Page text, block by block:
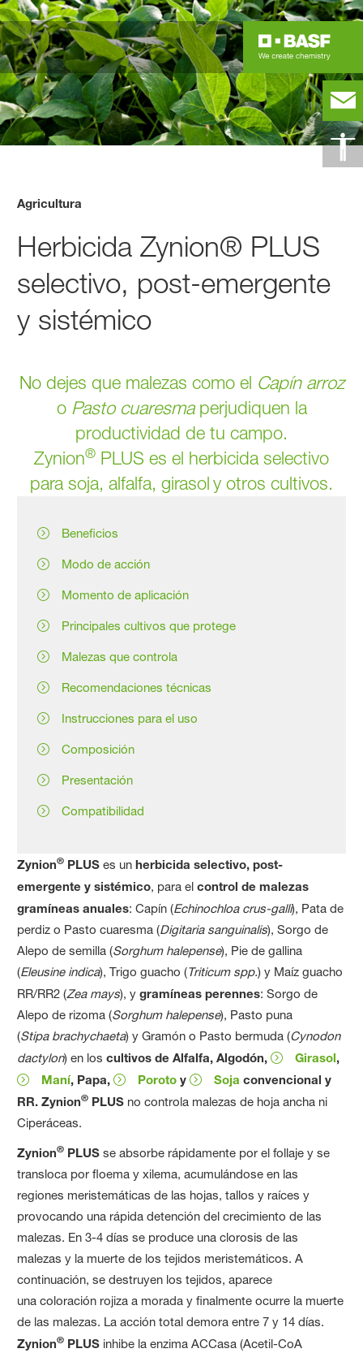
Agricultura
Herbicida Zynion® PLUS
selectivo, post-emergente
y sistémico
No dejes que malezas como el Capín arroz
o Pasto cuaresmaperjudiquen la
productividad de tu campo.
Zynion® PLUS es el herbicida selectivo
para soja, alfalfa, girasoly otros cultivos.
Beneficios
Modo de acción
Momento de aplicación
Principales cultivos que protege
Malezas que controla
Recomendaciones técnicas
Instrucciones para el uso
Composición
Presentación
Compatibilidad
Zynion® PLUS es unherbicida selectivo, post-
emergente y sistémico, para elcontrol de malezas
gramíneas anuales: Capín (Echinochloa crus-galli), Pata de
perdiz o Pasto cuaresma (Digitaria sanguinalis), Sorgo de
Alepo de semilla (Sorghum halepense), Pie de gallina
(Eleusine indica), Trigo guacho (Triticum spp.) y Maíz guacho
RR/RR2 (Zea mays), ygramíneas perennes: Sorgo de
Alepo de rizoma (Sorghum halepense), Pasto puna
(Stipa brachychaeta) y Gramón o Pasto bermuda (Cynodon
dactylon) en loscultivos de Alfalfa, Algodón, Girasol,
Maní, Papa, Poroto y Soja convencional y
RR. Zynion® PLUS no controla malezas de hoja ancha ni
Ciperáceas.
Zynion® PLUS se absorbe rápidamente por el follaje y se
transloca por floema y xilema, acumulándose en las
regiones meristemáticas de las hojas, tallos y raíces y
provocando una rápida detención del crecimiento de las
malezas. En 3-4 días se produce una clorosis de las
malezas y la muerte de los tejidos meristemáticos. A
continuación, se destruyen los tejidos, aparece
una coloración rojiza a morada y finalmente ocurre la muerte
de las malezas. La acción total demora entre 7 y 14 días.
Zynion® PLUS inhibe la enzima ACCasa (Acetil-CoA